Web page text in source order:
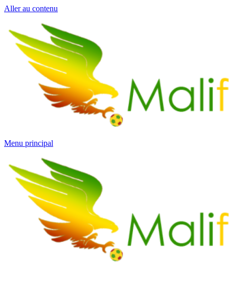
Aller au contenu
Menu principal